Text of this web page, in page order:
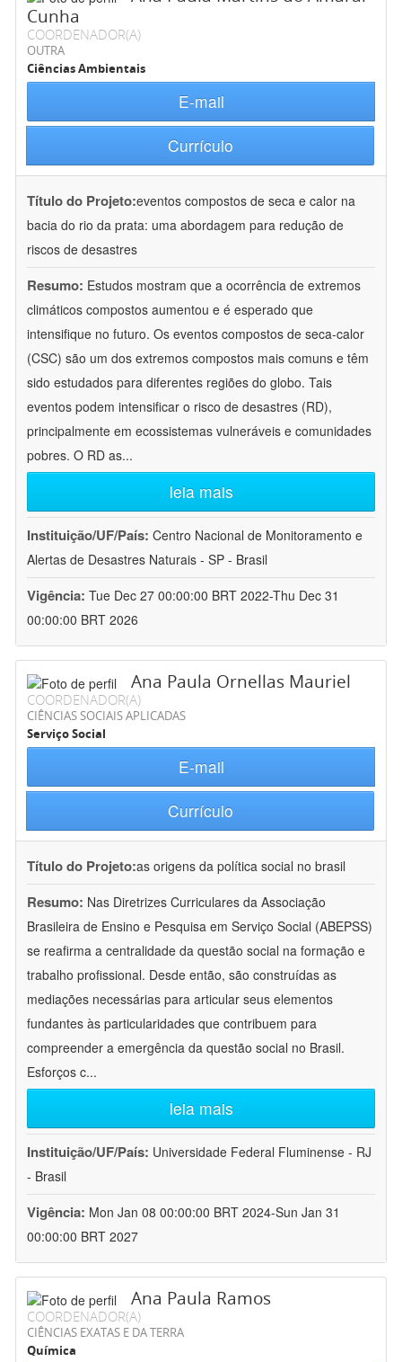
Cunha
COORDENADOR(A)
OUTRA
Ciências Ambientais
E-mail
Currículo
Título do Projeto:eventos compostos de seca e calor na
bacia do rio da prata: uma abordagem para redução de
riscos de desastres
Resumo: Estudos mostram que a ocorrência de extremos
climáticos compostos aumentou e é esperado que
intensifique no futuro. Os eventos compostos de seca-calor
(CSC) são um dos extremos compostos mais comuns e têm
sido estudados para diferentes regiões do globo. Tais
eventos podem intensificar o risco de desastres (RD),
principalmente em ecossistemas vulneráveis e comunidades
pobres. O RD as...
leia mais
Instituição/UF/País: Centro Nacional de Monitoramento e
Alertas de Desastres Naturais - SP - Brasil
Vigência: Tue Dec 27 00:00:00 BRT 2022-Thu Dec 31
00:00:00 BRT 2026
Ana Paula Ornellas Mauriel
COORDENADOR(A)
CIÊNCIAS SOCIAIS APLICADAS
Serviço Social
E-mail
Currículo
Título do Projeto:as origens da política social no brasil
Resumo: Nas Diretrizes Curriculares da Associação
Brasileira de Ensino e Pesquisa em Serviço Social (ABEPSS)
se reafirma a centralidade da questão social na formação e
trabalho profissional. Desde então, são construídas as
mediações necessárias para articular seus elementos
fundantes às particularidades que contribuem para
compreender a emergência da questão social no Brasil.
Esforços c...
leia mais
Instituição/UF/País: Universidade Federal Fluminense - RJ
- Brasil
Vigência: Mon Jan 08 00:00:00 BRT 2024-Sun Jan 31
00:00:00 BRT 2027
Ana Paula Ramos
COORDENADOR(A)
CIÊNCIAS EXATAS E DA TERRA
Química